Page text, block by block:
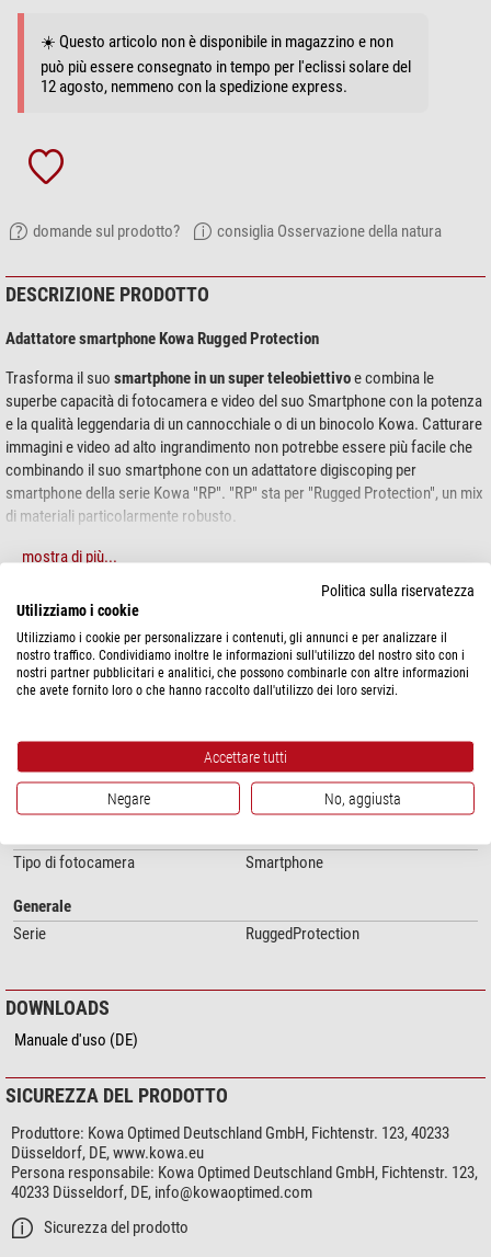
☀️ Questo articolo non è disponibile in magazzino e non
può più essere consegnato in tempo per l'eclissi solare del
12 agosto, nemmeno con la spedizione express.
domande sul prodotto? consiglia Osservazione della natura
DESCRIZIONE PRODOTTO
Adattatore smartphone Kowa Rugged Protection
Trasforma il suo smartphone in un super teleobiettivoe combina le
superbe capacità di fotocamera e video del suo Smartphone con la potenza
e la qualità leggendaria di un cannocchiale o di un binocolo Kowa. Catturare
immagini e video ad alto ingrandimento non potrebbe essere più facile che
combinando il suo smartphone con un adattatore digiscoping per
smartphone della serie Kowa "RP". "RP" sta per "Rugged Protection", un mix
di materiali particolarmente robusto.
Basta posizionare il suo smartphone nell'
faccia scorrere l'anello adattatore, compreso l'adattatore e lo smartphone,
richiede pochissimo tempo, quindi non si perderà nessun momento
prezioso durante la fotografia naturalistica!
custodie per smartphone Outdoor di alta qualità di "Otterbox".
Quasi tutti i componenti degli adattatori sono prodotti in Deutschland.
Le piastre metalliche e la maggior parte degli anelli adattatori sono
prodotti in Deutschland.
Assemblaggio degli adattatori nel reparto tecnico di Kowa.
possono essere utilizzati sia per i prodotti Kowa che per cannocchiali e
Massima facilità d'uso, come prodotto per specifiche serie di
Smartphone.
Simile all'immagine!
mostra di più...
SPECIFICHE
Prestazioni
Connessione
iPhone 13 & 14
Connessione (altra estremità
dell'adattatore)
A seconda dell'anello adattatore
(disponibile separatamente)
Tipo di fotocamera
Smartphone
Generale
Serie
RuggedProtection
DOWNLOADS
Manuale d'uso (DE)
SICUREZZA DEL PRODOTTO
Produttore: Kowa Optimed Deutschland GmbH, Fichtenstr. 123, 40233
Düsseldorf, DE, www.kowa.eu
Persona responsabile: Kowa Optimed Deutschland GmbH, Fichtenstr. 123,
40233 Düsseldorf, DE, info@kowaoptimed.com
Sicurezza del prodotto
Politica sulla riservatezza
Utilizziamo i cookie
Utilizziamo i cookie per personalizzare i contenuti, gli annunci e per analizzare il
nostro traffico. Condividiamo inoltre le informazioni sull'utilizzo del nostro sito con i
nostri partner pubblicitari e analitici, che possono combinarle con altre informazioni
che avete fornito loro o che hanno raccolto dall'utilizzo dei loro servizi.
Accettare tutti
Negare No, aggiusta